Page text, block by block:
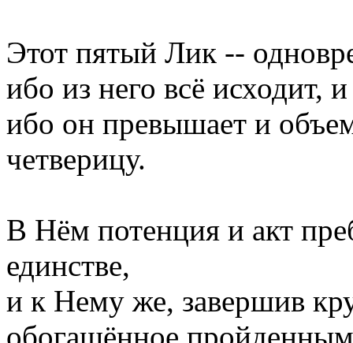
Этот пятый Лик --
ибо из него всё исходит,
ибо он превышает и
четверицу.
В Нём потенция и акт
единстве,
и к Нему же, завершив